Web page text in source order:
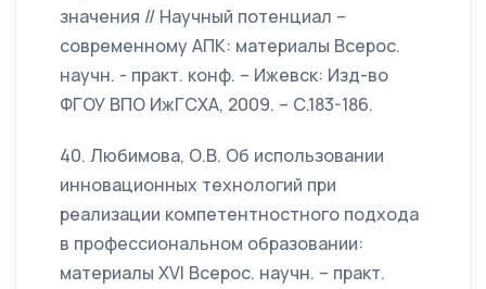
значения // Научный потенциал –
современному АПК: материалы Всерос.
научн. - практ. конф. – Ижевск: Изд-во
ФГОУ ВПО ИжГСХА, 2009. – С.183-186.
40. Любимова, О.В. Об использовании
инновационных технологий при
реализации компетентностного подхода
в профессиональном образовании:
материалы XVI Всерос. научн. – практ.